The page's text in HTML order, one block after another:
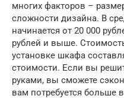
многих факторов –
сложности дизайна. В
начинается от 20 000
рублей и выше.
установке шкафа
стоимости. Если вы
руками, вы сможете
вам потребуется больше